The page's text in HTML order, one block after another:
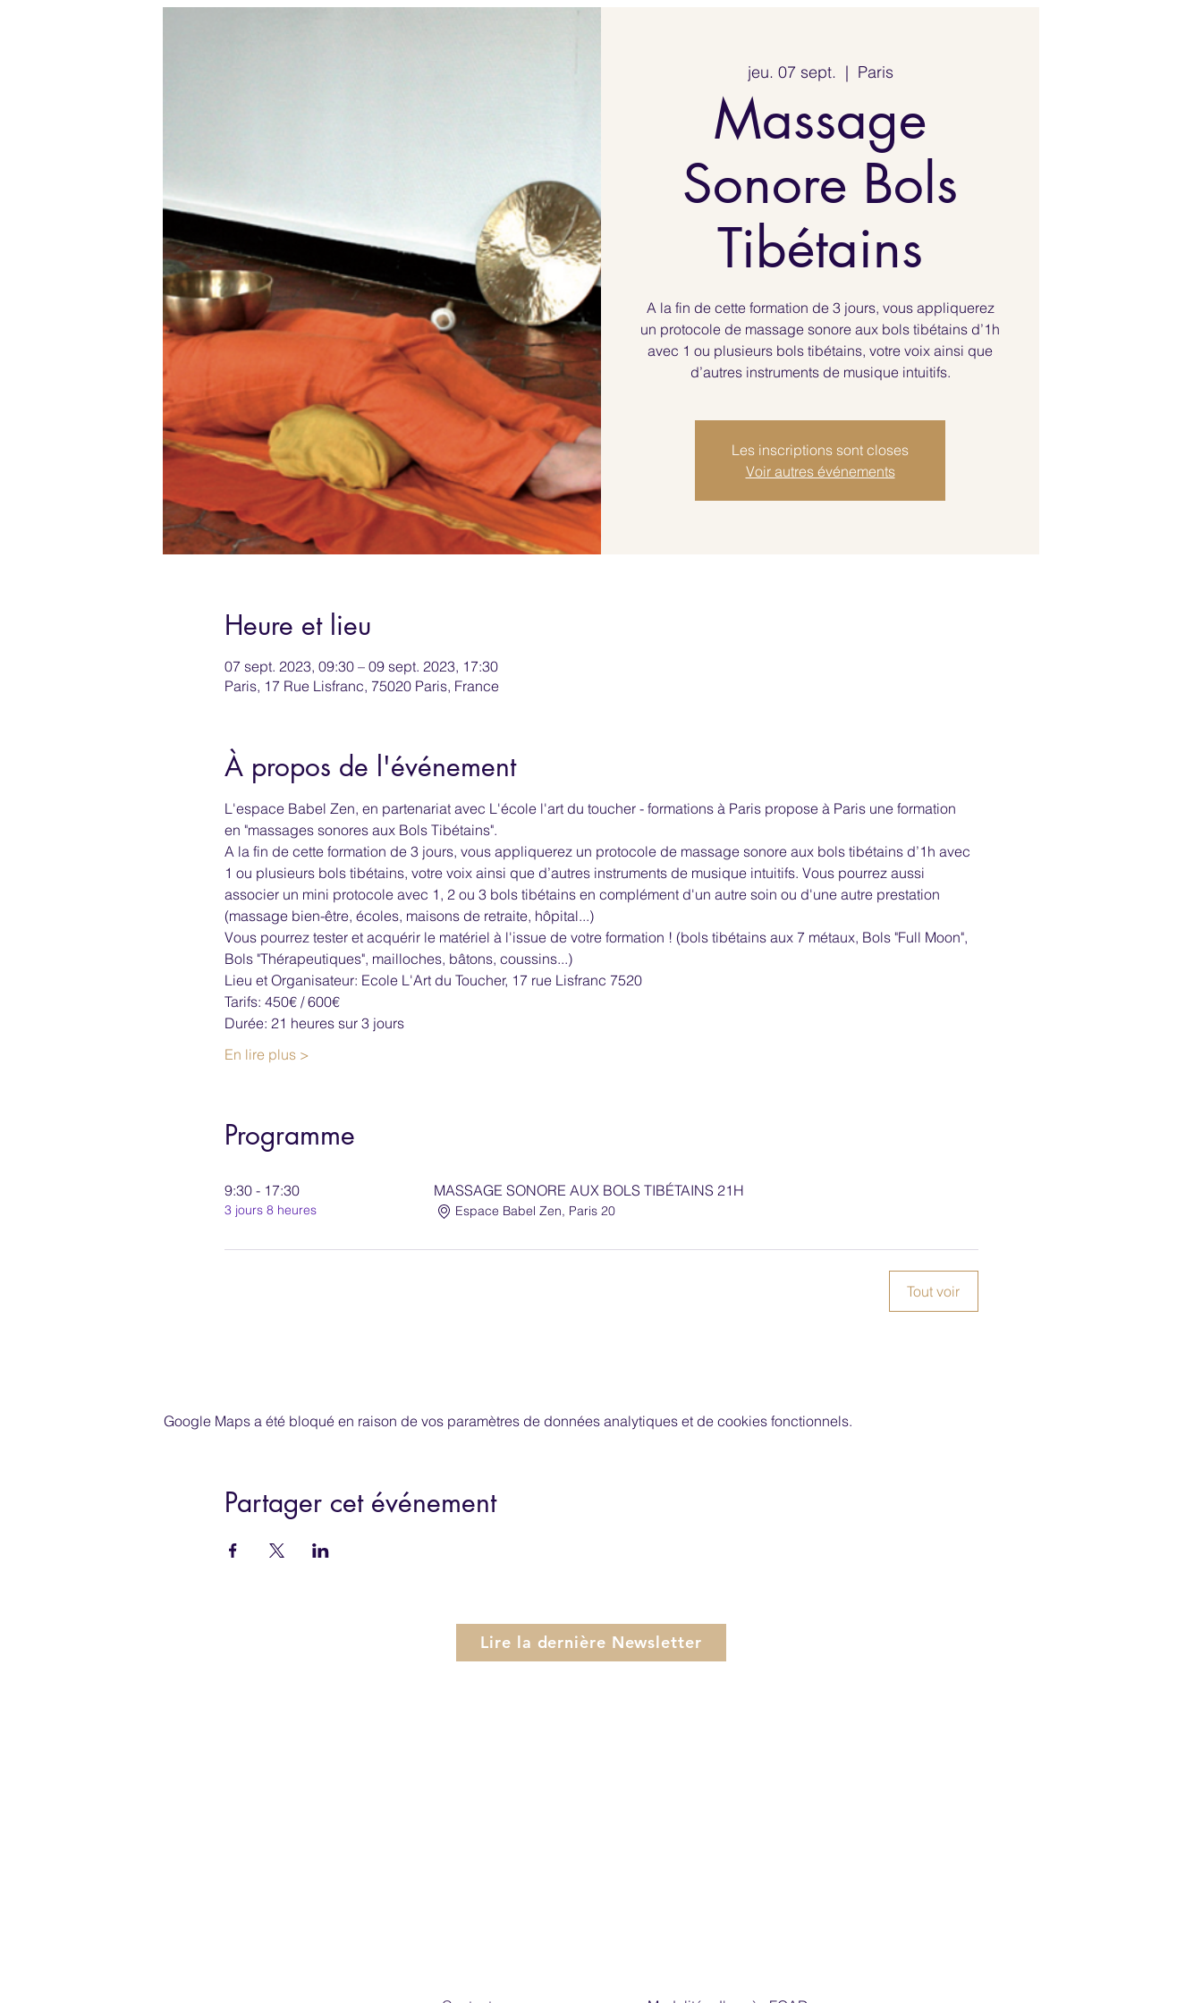
jeu. 07 sept.
  |
Paris
Massage
Sonore Bols
Tibétains
A la fin de cette formation de 3 jours, vous appliquerez
un protocole de massage sonore aux bols tibétains d’1h
avec 1 ou plusieurs bols tibétains, votre voix ainsi que
d’autres instruments de musique intuitifs.
Les inscriptions sont closes
Voir autres événements
Heure et lieu
07 sept. 2023, 09:30 – 09 sept. 2023, 17:30
Paris, 17 Rue Lisfranc, 75020 Paris, France
À propos de l'événement
L'espace Babel Zen, en partenariat avec L'école l'art du toucher - formations à Paris propose à Paris une formation
en "massages sonores aux Bols Tibétains".
A la fin de cette formation de 3 jours, vous appliquerez un protocole de massage sonore aux bols tibétains d’1h avec
1 ou plusieurs bols tibétains, votre voix ainsi que d’autres instruments de musique intuitifs. Vous pourrez aussi
associer un mini protocole avec 1, 2 ou 3 bols tibétains en complément d'un autre soin ou d'une autre prestation
(massage bien-être, écoles, maisons de retraite, hôpital...)
Vous pourrez tester et acquérir le matériel à l'issue de votre formation ! (bols tibétains aux 7 métaux, Bols "Full Moon",
Bols "Thérapeutiques", mailloches, bâtons, coussins...)
Lieu et Organisateur: Ecole L'Art du Toucher, 17 rue Lisfranc 7520
Tarifs: 450€ / 600€
Durée: 21 heures sur 3 jours
En lire plus >
Programme
9:30 - 17:30
3 jours 8 heures
MASSAGE SONORE AUX BOLS TIBÉTAINS 21H
Espace Babel Zen, Paris 20
Tout voir
Google Maps a été bloqué en raison de vos paramètres de données analytiques et de cookies fonctionnels.
Partager cet événement
Lire la dernière Newsletter